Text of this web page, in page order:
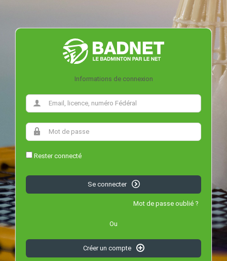
Informations de connexion
Rester connecté
Se connecter
Mot de passe oublié ?
Ou
Créer un compte